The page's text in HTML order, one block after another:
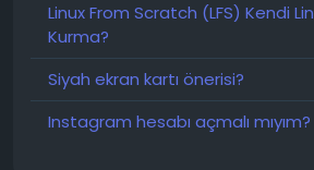
Linux From Scratch (LFS) Kendi
Kurma?
Siyah ekran kartı önerisi?
Instagram hesabı açmalı mıyım?